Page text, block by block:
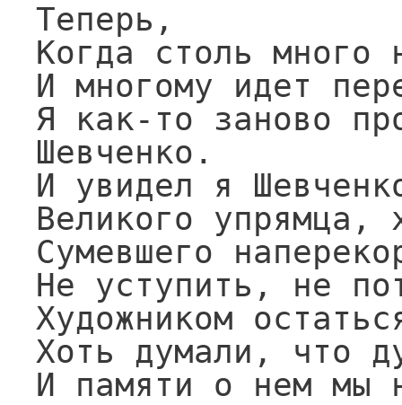
Теперь,
Когда столь много
И многому идет
Я как-то заново
Шевченко.
И увидел я
Великого упрямца,
Сумевшего
Не уступить, не
Художником
Хоть думали, что
И памяти о нем мы